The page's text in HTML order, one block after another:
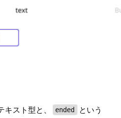
キスト型と、 ended
という